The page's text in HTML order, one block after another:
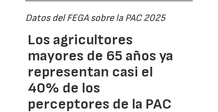
Datos del FEGA sobre la PAC 2025
Los agricultores
mayores de 65 años ya
representan casi el
40% de los
perceptores de la PAC